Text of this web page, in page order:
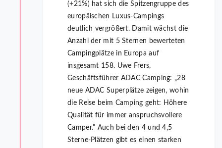
(+21%) hat sich die Spitzengruppe des
europäischen Luxus-Campings
deutlich vergrößert. Damit wächst die
Anzahl der mit 5 Sternen bewerteten
Campingplätze in Europa auf
insgesamt 158. Uwe Frers,
Geschäftsführer ADAC Camping: „28
neue ADAC Superplätze zeigen, wohin
die Reise beim Camping geht: Höhere
Qualität für immer anspruchsvollere
Camper.” Auch bei den 4 und 4,5
Sterne-Plätzen gibt es einen starken